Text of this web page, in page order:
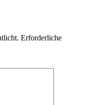
Erforderliche